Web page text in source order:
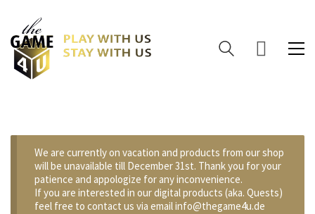
We are currently on vacation and products from our shop
will be unavailable till December 31st. Thank you for your
patience and appologize for any inconvenience.
If you are interested in our digital products (aka. Quests)
feel free to contact us via email info@thegame4u.de